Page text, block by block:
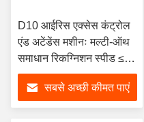
D10 आईरिस एक्सेस कंट्रोल
एंड अटेंडेंस मशीनः मल्टी-ऑथ
समाधान रिकग्निशन स्पीड ≤1
सेकंड।
सबसे अच्छी कीमत पाएं